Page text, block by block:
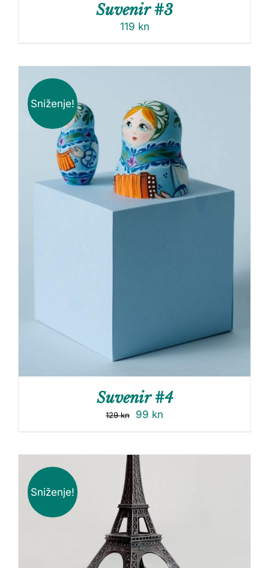
Suvenir #3
119 kn
Sniženje!
Suvenir #4
129kn 99 kn
Sniženje!